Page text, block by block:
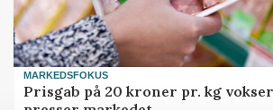
MARKEDSFOKUS
Prisgab på 20 kroner pr. kg